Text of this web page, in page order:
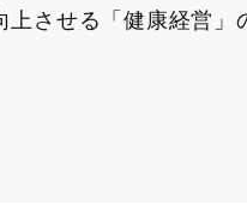
させる「健康経営」